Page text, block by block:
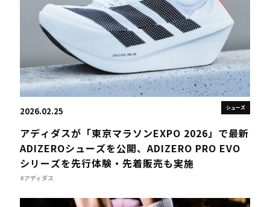
シューズ
2026.02.25
アディダスが「東京マラソンEXPO 2026」で最新
ADIZEROシューズを公開、ADIZERO PRO EVO
シリーズを先行体験・先着販売も実施
#アディダス